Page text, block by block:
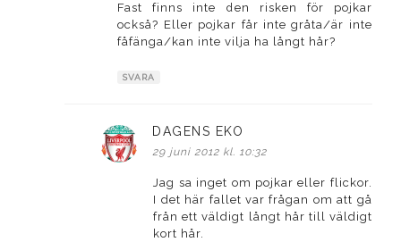
Fast finns inte den risken för pojkar
också? Eller pojkar får inte gråta/är inte
fåfänga/kan inte vilja ha långt hår?
SVARA
DAGENS EKO
29 juni 2012 kl. 10:32
Jag sa inget om pojkar eller flickor.
I det här fallet var frågan om att gå
från ett väldigt långt hår till väldigt
kort hår.